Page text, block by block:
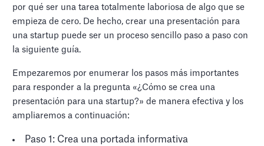
por qué ser una tarea totalmente laboriosa de algo que se
empieza de cero. De hecho, crear una presentación para
una startup puede ser un proceso sencillo paso a paso con
la siguiente guía.
Empezaremos por enumerar los pasos más importantes
para responder a la pregunta «¿Cómo se crea una
presentación para una startup?» de manera efectiva y los
ampliaremos a continuación:
Paso 1: Crea una portada informativa